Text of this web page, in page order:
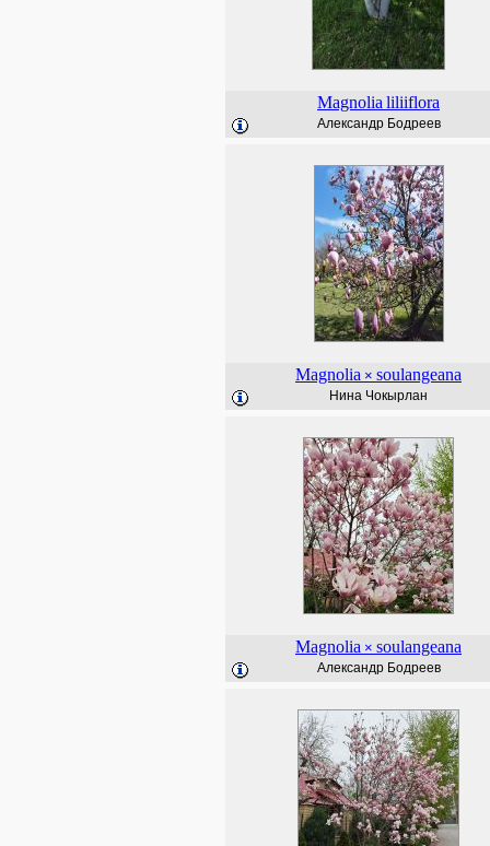
Magnolia liliiflora
Александр Бодреев
Magnolia × soulangeana
Нина Чокырлан
Magnolia × soulangeana
Александр Бодреев